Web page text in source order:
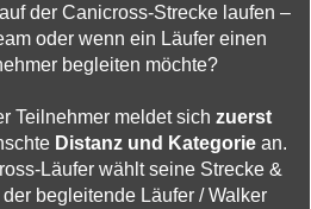
der Canicross-Strecke laufen –
oder wenn ein Läufer einen
begleiten möchte?
Teilnehmer meldet sich zuerst
Distanz und Kategorie an.
Läufer wählt seine Strecke &
der begleitende Läufer / Walker